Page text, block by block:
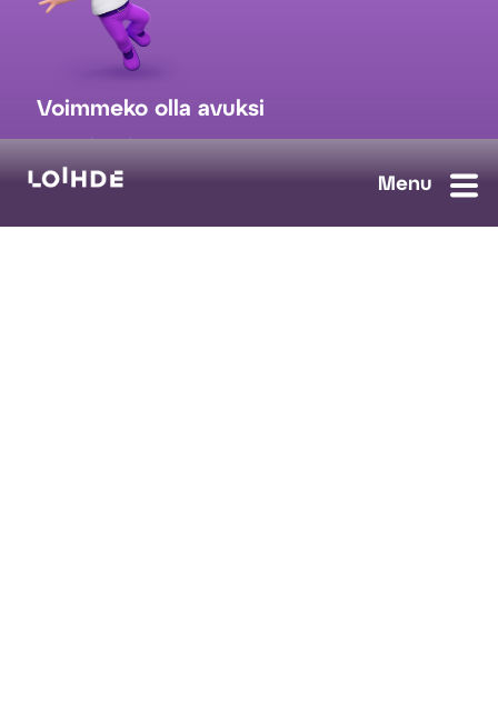
Voimmeko olla avuksi
myynti@loihde.com